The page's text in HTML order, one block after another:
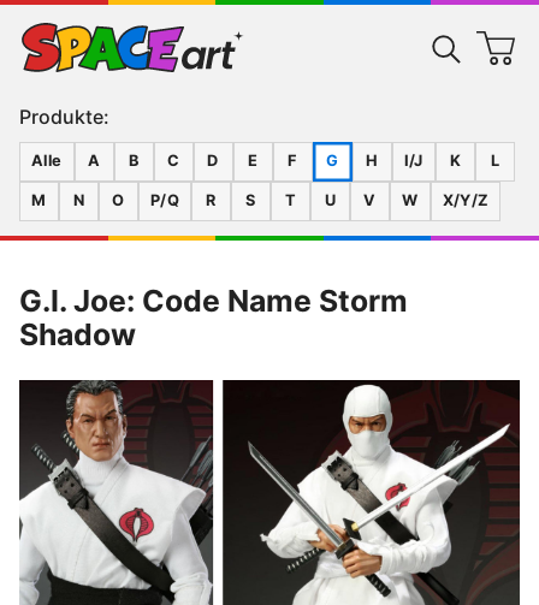
Produkte:
Alle A B C D E F G H I/J K L
M N O P/Q R S T U V W X/Y/Z
G.I. Joe: Code Name Storm
Shadow